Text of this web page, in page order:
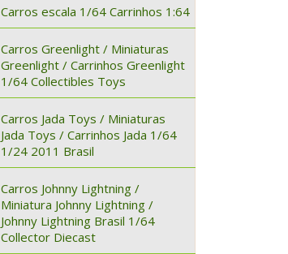
Carros escala 1/64 Carrinhos 1:64
Carros Greenlight / Miniaturas
Greenlight / Carrinhos Greenlight
1/64 Collectibles Toys
Carros Jada Toys / Miniaturas
Jada Toys / Carrinhos Jada 1/64
1/24 2011 Brasil
Carros Johnny Lightning /
Miniatura Johnny Lightning /
Johnny Lightning Brasil 1/64
Collector Diecast